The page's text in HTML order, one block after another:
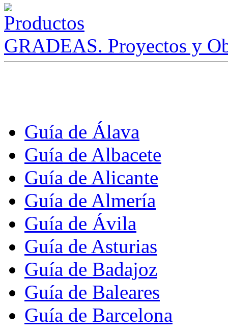
GRADEAS. Proyectos y
Guía de Álava
Guía de Albacete
Guía de Alicante
Guía de Almería
Guía de Ávila
Guía de Asturias
Guía de Badajoz
Guía de Baleares
Guía de Barcelona